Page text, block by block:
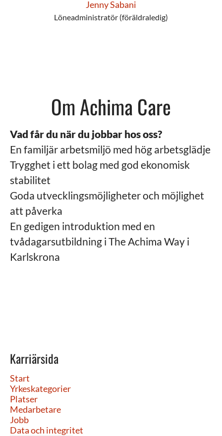
Jenny Sabani
Löneadministratör (föräldraledig)
Om Achima Care
Vad får du när du jobbar hos oss?
En familjär arbetsmiljö med hög arbetsglädje
Trygghet i ett bolag med god ekonomisk
stabilitet
Goda utvecklingsmöjligheter och möjlighet
att påverka
En gedigen introduktion med en
tvådagarsutbildning i The Achima Way i
Karlskrona
Karriärsida
Start
Yrkeskategorier
Platser
Medarbetare
Jobb
Data och integritet